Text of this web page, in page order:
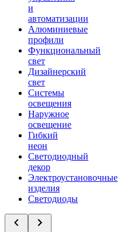
и
автоматизации
Алюминиевые
профили
Функциональный
свет
Дизайнерский
свет
Системы
освещения
Наружное
освещение
Гибкий
неон
Светодиодный
декор
Электроустановочные
изделия
Светодиоды